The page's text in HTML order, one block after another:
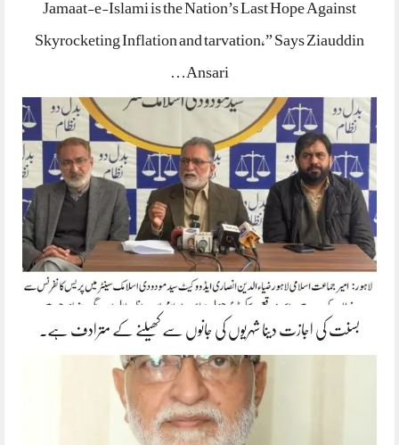
Jamaat-e-Islami is the Nation’s Last Hope Against
Skyrocketing Inflation and tarvation,” Says Ziauddin
Ansari…
بسنت کی اجازت دینا شہریوں کی جانوں سے کھیلنے کے مترادف ہے۔